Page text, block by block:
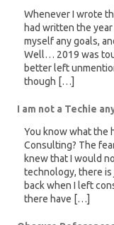
Whenever I wrote
had written the
myself any goals,
Well… 2019 was
better left
though […]
I am not a Techie
You know what the
Consulting? The
knew that I would
technology, there is
back when I left
there have […]